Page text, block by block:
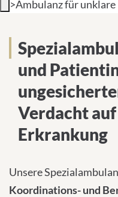
PRESS
English
Datenschutz
>Ambulanz für unklare
Diagnosen
seltene
und
Verdacht
Erkrankung
Unsere
Koordinations- und